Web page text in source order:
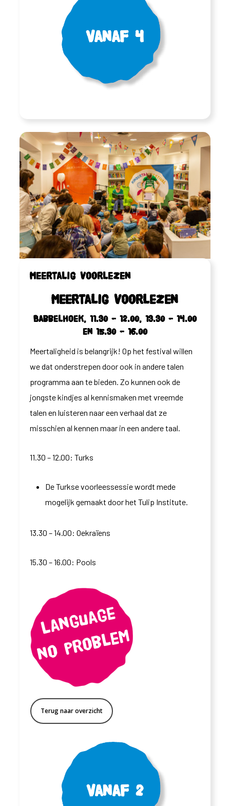
Vanaf 4
Meertalig voorlezen
Meertalig voorlezen
Babbelhoek, 11.30 – 12.00, 13.30 – 14.00
en 15.30 – 16.00
Meertaligheid is belangrijk! Op het festival willen
we dat onderstrepen door ook in andere talen
programma aan te bieden. Zo kunnen ook de
jongste kindjes al kennismaken met vreemde
talen en luisteren naar een verhaal dat ze
misschien al kennen maar in een andere taal.
11.30 – 12.00: Turks
De Turkse voorleessessie wordt mede
mogelijk gemaakt door het Tulip Institute.
13.30 – 14.00: Oekraïens
15.30 – 16.00: Pools
Terug naar overzicht
Vanaf 2